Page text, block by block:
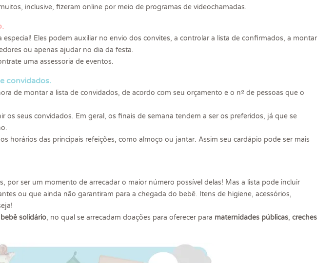
inclusive, fizeram online por meio de programas de videochamadas.
Eles podem auxiliar no envio dos convites, a controlar a lista de confirmados, a montar
ou apenas ajudar no dia da festa.
uma assessoria de eventos.
convidados.
de montar a lista de convidados, de acordo com seu orçamento e o nº de pessoas que o
os seus convidados. Em geral, os finais de semana tendem a ser os preferidos, já que se
horários das principais refeições, como almoço ou jantar. Assim seu cardápio pode ser mais
por ser um momento de arrecadar o maior número possível delas! Mas a lista pode incluir
ou que ainda não garantiram para a chegada do bebê. Itens de higiene, acessórios,
solidário, no qual se arrecadam doações para oferecer para maternidades públicas, creches